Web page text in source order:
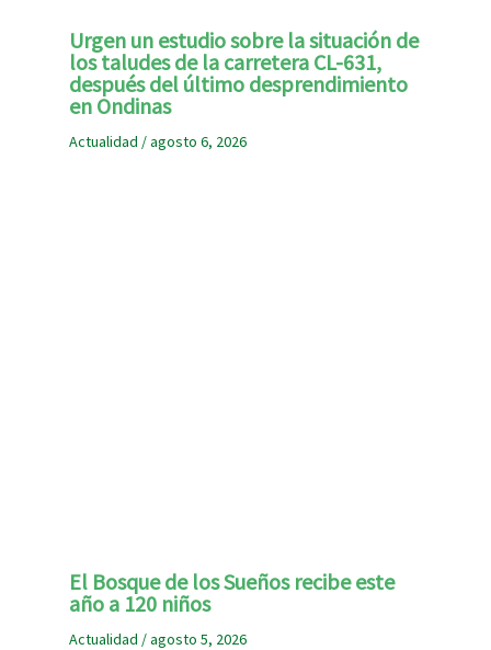
Urgen un estudio sobre la situación de
los taludes de la carretera CL-631,
después del último desprendimiento
en Ondinas
Actualidad /agosto 6, 2026
El Bosque de los Sueños recibe este
año a 120 niños
Actualidad /agosto 5, 2026